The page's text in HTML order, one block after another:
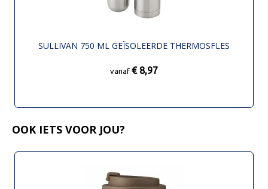
SULLIVAN 750 ML GEÏSOLEERDE THERMOSFLES
vanaf € 8,97
OOK IETS VOOR JOU?